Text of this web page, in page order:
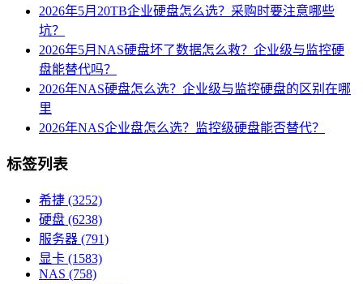
2026年5月20TB企业硬盘怎么选？采购时要注意哪些
坑？
2026年5月NAS硬盘坏了数据怎么救？企业级与监控硬
盘能替代吗？
2026年NAS硬盘怎么选？企业级与监控硬盘的区别在哪
里
2026年NAS企业盘怎么选？监控级硬盘能否替代？
标签列表
希捷 (3252)
硬盘 (6238)
服务器 (791)
显卡 (1583)
NAS (758)